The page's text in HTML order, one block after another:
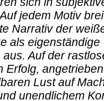
jedem Motiv
Narrativ der
als eigenständige
Auf der
Erfolg,
Lust auf
unendlichem